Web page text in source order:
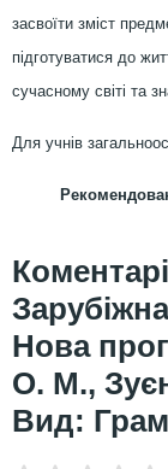
засвоїти зміст
підготуватися до
сучасному світі та
Для учнів
Нова
О. М.,
Вид: